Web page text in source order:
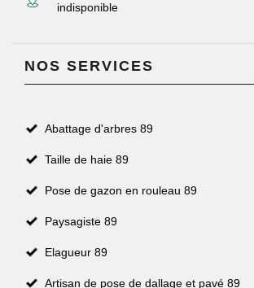
indisponible
NOS SERVICES
Abattage d'arbres 89
Taille de haie 89
Pose de gazon en rouleau 89
Paysagiste 89
Elagueur 89
Artisan de pose de dallage et pavé 89